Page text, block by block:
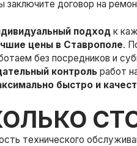
заключите договор на
подход к
цены в Ставрополе.
без посредников и
контроль работ
быстро и
технического